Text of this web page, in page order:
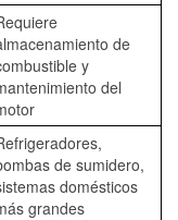
de
y
del
de sumidero,
domésticos
grandes